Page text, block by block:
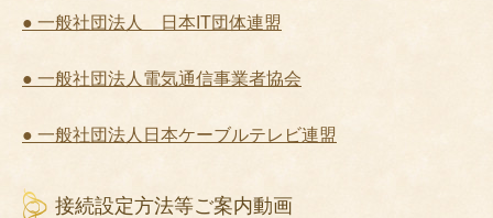
● 一般社団法人 日本IT団体連盟
● 一般社団法人電気通信事業者協会
● 一般社団法人日本ケーブルテレビ連盟
接続設定方法等ご案内動画